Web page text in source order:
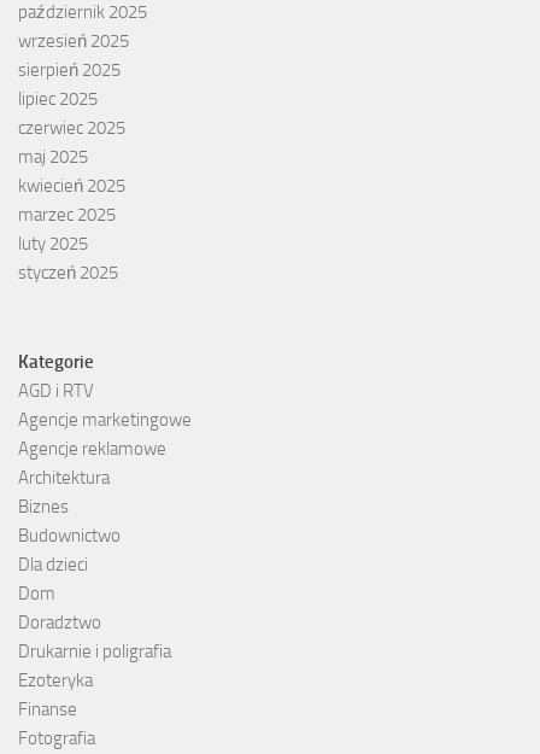
październik 2025
wrzesień 2025
sierpień 2025
lipiec 2025
czerwiec 2025
maj 2025
kwiecień 2025
marzec 2025
luty 2025
styczeń 2025
Kategorie
AGD i RTV
Agencje marketingowe
Agencje reklamowe
Architektura
Biznes
Budownictwo
Dla dzieci
Dom
Doradztwo
Drukarnie i poligrafia
Ezoteryka
Finanse
Fotografia